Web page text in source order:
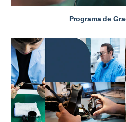
Programa de